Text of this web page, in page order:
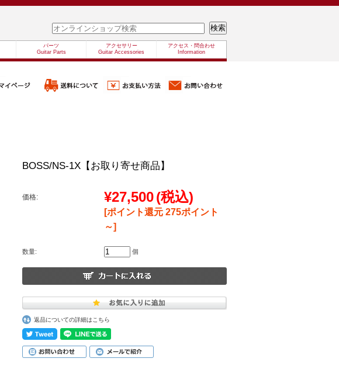
パーツ
Guitar Parts
アクセサリー
Guitar Accessories
アクセス・問合わせ
Information
BOSS/NS-1X【お取り寄せ商品】
価格: ¥27,500(税込)
[ポイント還元 275ポイント
～]
数量: 個
返品についての詳細はこちら